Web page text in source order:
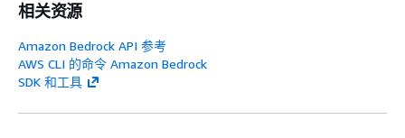
相关资源
Amazon Bedrock API 参考
AWS CLI 的命令 Amazon Bedrock
SDK 和工具